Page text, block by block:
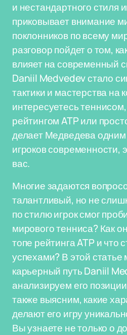
и нестандартного стиля
приковывает внимание
поклонников по всему
разговор пойдет о том,
влияет на современный
Daniil Medvedev стало
тактики и мастерства на
интересуетесь
рейтингом ATP или
делает Медведева
игроков современности,
вас.
Многие задаются
талантливый, но не
по стилю игрок смог
мирового тенниса? Как
топе рейтинга ATP и что
успехами? В этой
карьерный путь Daniil
анализируем его
также выясним, какие
делают его игру
Вы узнаете не только о